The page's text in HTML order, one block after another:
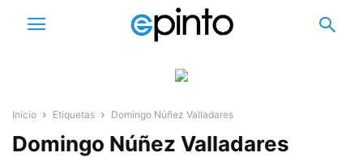
Inicio Etiquetas Domingo Núñez Valladares
Domingo Núñez Valladares